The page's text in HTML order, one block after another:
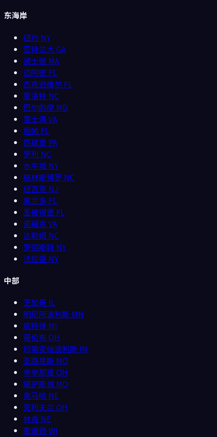
东海岸
纽约 NY
亚特兰大 GA
波士顿 MA
迈阿密 FL
杰克逊维尔 FL
夏洛特 NC
巴尔的摩 MD
里士满VA
坦帕 FL
匹兹堡 PA
罗利 NC
水牛城 NY
格林斯博罗 NC
纽瓦克 NJ
奥兰多 FL
圣彼得堡 FL
诺福克 VA
达勒姆 NC
罗彻斯特 NY
法拉盛 NY
中部
芝加哥 IL
明尼阿波利斯 MN
底特律 MI
哥伦布 OH
印第安纳波利斯 IN
圣路易斯 MO
辛辛那提 OH
堪萨斯城 MO
奥马哈 NE
克利夫兰 OH
林肯 NE
麦迪逊WI